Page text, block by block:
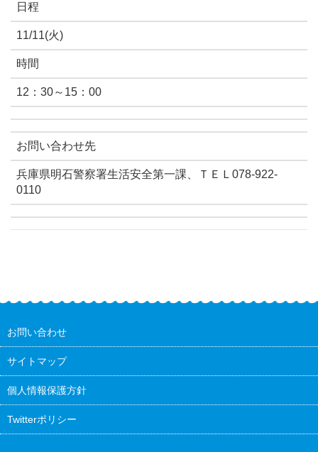
日程
11/11(火)
時間
12：30～15：00
お問い合わせ先
兵庫県明石警察署生活安全第一課、ＴＥＬ078-922-
0110
お問い合わせ
サイトマップ
個人情報保護方針
Twitterポリシー